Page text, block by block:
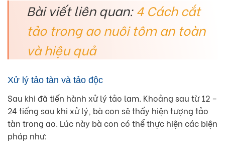
Bài viết liên quan:4 Cách cắt
tảo trong ao nuôi tôm an toàn
và hiệu quả
Xử lý tảo tàn và tảo độc
Sau khi đã tiến hành xử lý tảo lam. Khoảng sau từ 12 –
24 tiếng sau khi xử lý, bà con sẽ thấy hiện tượng tảo
tàn trong ao. Lúc này bà con có thể thực hiện các biện
pháp như: